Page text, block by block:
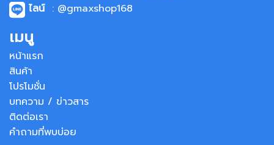
ไลน์: @gmaxshop168
เมนู
หน้าแรก
สินค้า
โปรโมชั่น
บทความ / ข่าวสาร
ติดต่อเรา
คำถามที่พบบ่อย